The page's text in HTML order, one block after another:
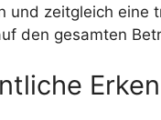
und zeitgleich eine
den gesamten